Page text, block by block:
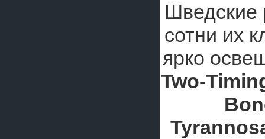
сотни их
ярко
Two-